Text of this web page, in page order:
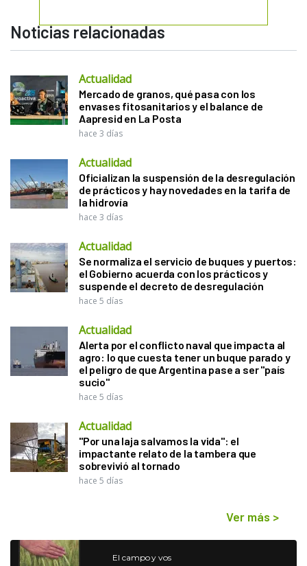
Noticias relacionadas
Actualidad
Mercado de granos, qué pasa con los
envases fitosanitarios y el balance de
Aapresid en La Posta
hace 3 días
Actualidad
Oficializan la suspensión de la desregulación
de prácticos y hay novedades en la tarifa de
la hidrovía
hace 3 días
Actualidad
Se normaliza el servicio de buques y puertos:
el Gobierno acuerda con los prácticos y
suspende el decreto de desregulación
hace 5 días
Actualidad
Alerta por el conflicto naval que impacta al
agro: lo que cuesta tener un buque parado y
el peligro de que Argentina pase a ser "país
sucio"
hace 5 días
Actualidad
"Por una laja salvamos la vida": el
impactante relato de la tambera que
sobrevivió al tornado
hace 5 días
Ver más >
El campo y vos